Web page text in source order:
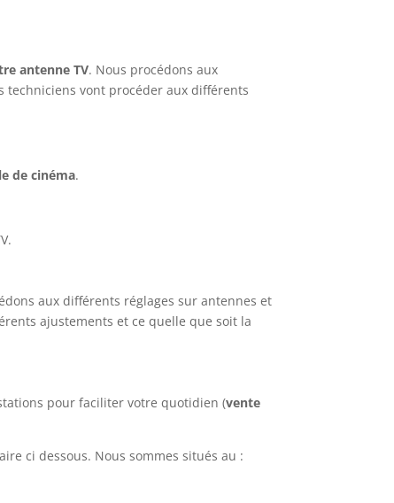
antenne TV. Nous procédons aux
techniciens vont procéder aux différents
de cinéma.
aux différents réglages sur antennes et
ajustements et ce quelle que soit la
pour faciliter votre quotidien (vente
ci dessous. Nous sommes situés au :